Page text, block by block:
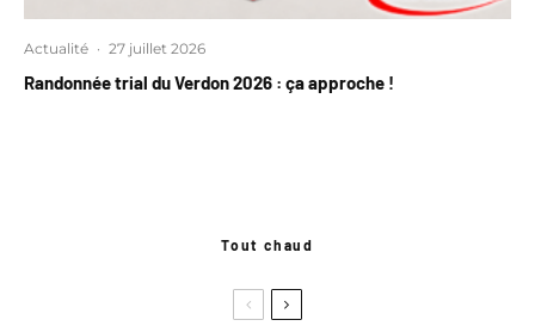
Actualité · 27 juillet 2026
Randonnée trial du Verdon 2026 : ça approche !
Tout chaud